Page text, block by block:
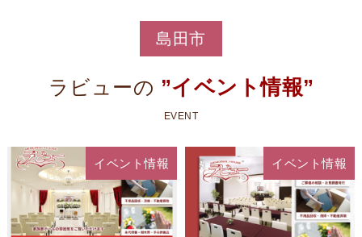
島田市
ラビューの ”イベント情報”
EVENT
イベント情報 イベント情報